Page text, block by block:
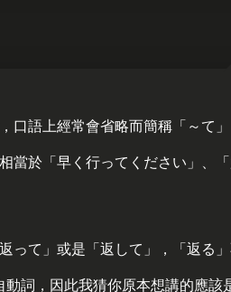
口語上經常會省略而簡稱「～て
當於「早く行ってください」、
って」或是「返して」，「返る
動詞，因此我猜你原本想講的應該